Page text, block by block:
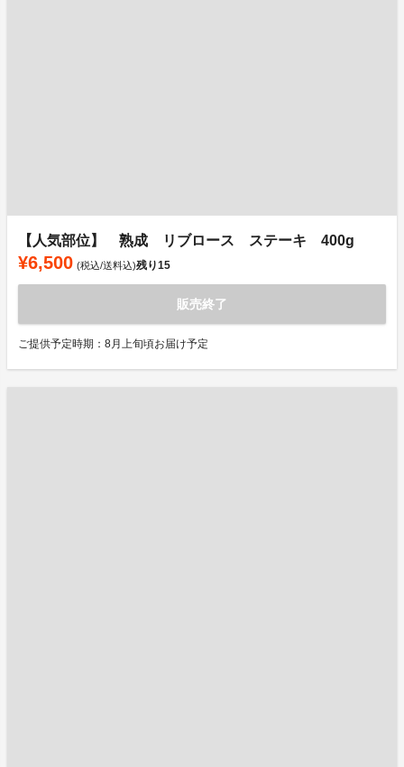
【人気部位】 熟成 リブロース ステーキ 400g
¥6,500 (税込/送料込)残り15
販売終了
ご提供予定時期：8月上旬頃お届け予定